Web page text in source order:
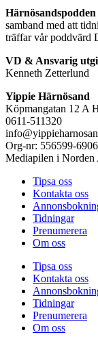
Härnösandspodden
samband med att
träffar vår poddvärd
VD & Ansvarig
Kenneth Zetterlund
Yippie Härnösand
Köpmangatan 12 A
0611-511320
Org-nr: 556599-6906
Mediapilen i Norden
Tipsa oss
Kontakta oss
Tidningar
Prenumerera
Om oss
Tipsa oss
Kontakta oss
Tidningar
Prenumerera
Om oss